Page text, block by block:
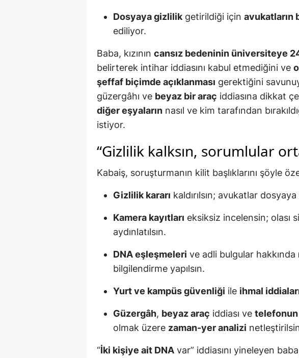
Dosyaya gizlilik getirildiği için avukatların
ediliyor.
Baba, kızının cansız bedeninin üniversiteye
belirterek intihar iddiasını kabul etmediğini ve
şeffaf biçimde açıklanması gerektiğini
güzergâhı ve beyaz bir araç iddiasına dikkat
diğer eşyaların nasıl ve kim tarafından
istiyor.
“Gizlilik kalksın, sorumlular
Kabaiş, soruşturmanın kilit başlıklarını şöyle
Gizlilik kararı kaldırılsın; avukatlar
Kamera kayıtları eksiksiz incelensin; olası
aydınlatılsın.
DNA eşleşmeleri ve adli bulgular hakkında
bilgilendirme yapılsın.
Yurt ve kampüs güvenliği ile ihmal
Güzergâh, beyaz araç iddiası ve telefonun
olmak üzere zaman-yer analizi
“İki kişiye ait DNA var” iddiasını yineleyen